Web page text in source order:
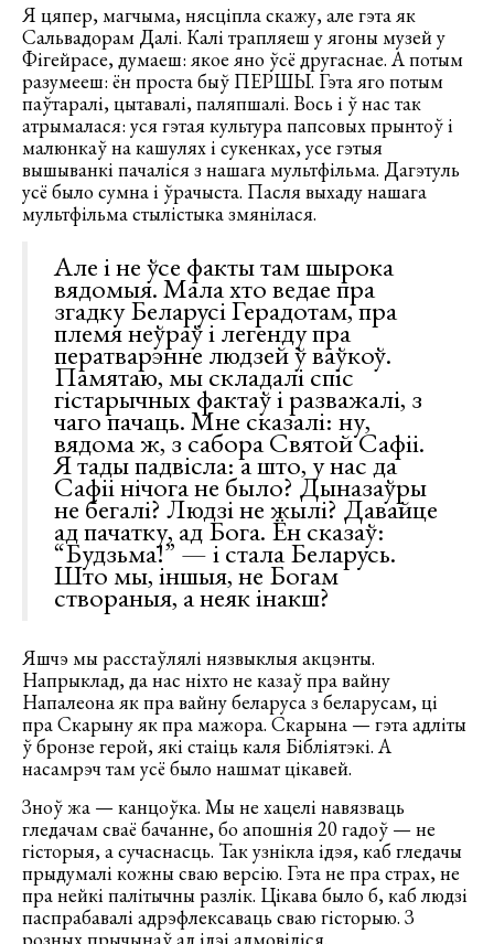
Я цяпер, магчыма, нясціпла скажу, але гэта як
Сальвадорам Далі. Калі трапляеш у ягоны музей у
Фігейрасе, думаеш: якое яно ўсё другаснае. А потым
разумееш: ён проста быў ПЕРШЫ. Гэта яго потым
паўтаралі, цытавалі, паляпшалі. Вось і ў нас так
атрымалася: уся гэтая культура папсовых прынтоў і
малюнкаў на кашулях і сукенках, усе гэтыя
вышыванкі пачаліся з нашага мультфільма. Дагэтуль
усё было сумна і ўрачыста. Пасля выхаду нашага
мультфільма стылістыка змянілася.
Але і не ўсе факты там шырока
вядомыя. Мала хто ведае пра
згадку Беларусі Герадотам, пра
племя неўраў і легенду пра
ператварэнне людзей ў ваўкоў.
Памятаю, мы складалі спіс
гістарычных фактаў і разважалі, з
чаго пачаць. Мне сказалі: ну,
вядома ж, з сабора Святой Сафіі.
Я тады падвісла: а што, у нас да
Сафіі нічога не было? Дыназаўры
не бегалі? Людзі не жылі? Давайце
ад пачатку, ад Бога. Ён сказаў:
“Будзьма!” — і стала Беларусь.
Што мы, іншыя, не Богам
створаныя, а неяк інакш?
Яшчэ мы расстаўлялі нязвыклыя акцэнты.
Напрыклад, да нас ніхто не казаў пра вайну
Напалеона як пра вайну беларуса з беларусам, ці
пра Скарыну як пра мажора. Скарына — гэта адліты
ў бронзе герой, які стаіць каля Бібліятэкі. А
насамрэч там усё было нашмат цікавей.
Зноў жа — канцоўка. Мы не хацелі навязваць
гледачам сваё бачанне, бо апошнія 20 гадоў — не
гісторыя, а сучаснасць. Так узнікла ідэя, каб гледачы
прыдумалі кожны сваю версію. Гэта не пра страх, не
пра нейкі палітычны разлік. Цікава было б, каб людзі
паспрабавалі адрэфлексаваць сваю гісторыю. З
розных прычынаў ад ідэі адмовіліся.